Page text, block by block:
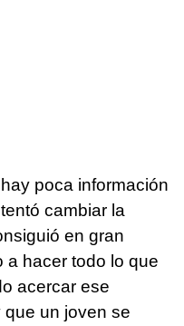
poca información
cambiar la
en gran
a hacer todo lo que
acercar ese
un joven se